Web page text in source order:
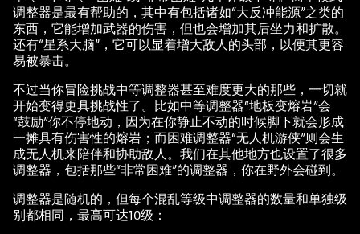
调整器是最有帮助的，其中有包括诸如“大反冲能源”之类的
东西，它能增加武器的伤害，但也会增加其后坐力和扩散。
还有“星系大脑”，它可以显着增大敌人的头部，以便其更容
易被暴击。
不过当你冒险挑战中等调整器甚至难度更大的那些，一切就
开始变得更具挑战性了。比如中等调整器“地板变熔岩”会
“鼓励”你不停地动，因为在你静止不动的时候脚下就会形成
一摊具有伤害性的熔岩；而困难调整器“无人机游侠”则会生
成无人机来陪伴和协助敌人。我们在其他地方也设置了很多
调整器，包括那些“非常困难”的调整器，你在野外会碰到。
调整器是随机的，但每个混乱等级中调整器的数量和单独级
别都相同，最高可达10级：